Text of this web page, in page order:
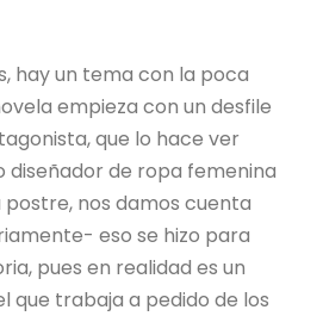
hay un tema con la poca
empieza con un desfile
que lo hace ver
diseñador de ropa femenina
nos damos cuenta
eso se hizo para
pues en realidad es un
que trabaja a pedido de los